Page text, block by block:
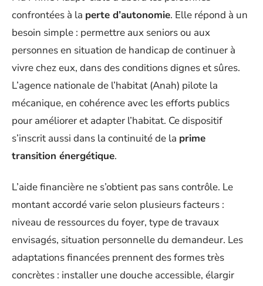
confrontées à la perte d’autonomie. Elle répond à un
besoin simple : permettre aux seniors ou aux
personnes en situation de handicap de continuer à
vivre chez eux, dans des conditions dignes et sûres.
L’agence nationale de l’habitat (Anah) pilote la
mécanique, en cohérence avec les efforts publics
pour améliorer et adapter l’habitat. Ce dispositif
s’inscrit aussi dans la continuité de la prime
transition énergétique.
L’aide financière ne s’obtient pas sans contrôle. Le
montant accordé varie selon plusieurs facteurs :
niveau de ressources du foyer, type de travaux
envisagés, situation personnelle du demandeur. Les
adaptations financées prennent des formes très
concrètes : installer une douche accessible, élargir